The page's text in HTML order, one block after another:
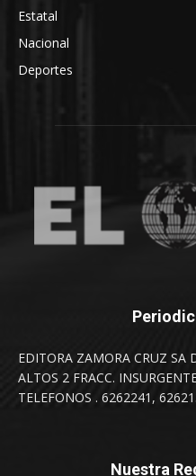
Estatal
Nacional
Deportes
EDITORA ZAMORA CRUZ SA
ALTOS 2 FRACC.
TELEFONOS . 6262241,
Nuestra